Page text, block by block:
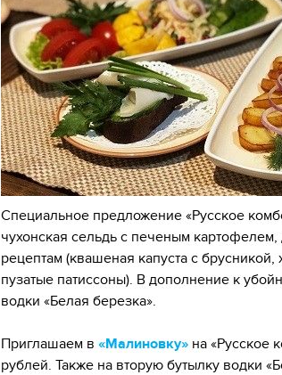
Специальное предложение «Русское
чухонская сельдь с печеным
рецептам (квашеная капуста с
пузатые патиссоны). В дополнение к
водки «Белая березка».
Приглашаем в «Малиновку» на «Русское
рублей. Также на вторую бутылку водки